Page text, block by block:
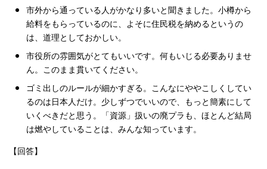
市外から通っている人がかなり多いと聞きました。小樽から
給料をもらっているのに、よそに住民税を納めるというの
は、道理としておかしい。
市役所の雰囲気がとてもいいです。何もいじる必要ありませ
ん。このまま貫いてください。
ゴミ出しのルールが細かすぎる。こんなにややこしくしてい
るのは日本人だけ。少しずつでいいので、もっと簡素にして
いくべきだと思う。「資源」扱いの廃プラも、ほとんど結局
は燃やしていることは、みんな知っています。
【回答】